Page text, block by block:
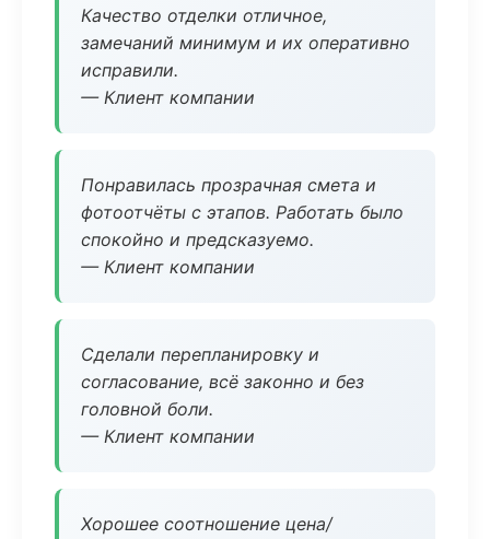
Качество отделки отличное,
замечаний минимум и их оперативно
исправили.
— Клиент компании
Понравилась прозрачная смета и
фотоотчёты с этапов. Работать было
спокойно и предсказуемо.
— Клиент компании
Сделали перепланировку и
согласование, всё законно и без
головной боли.
— Клиент компании
Хорошее соотношение цена/